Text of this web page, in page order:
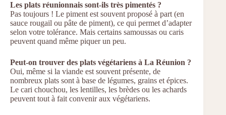
Les plats réunionnais sont-ils très pimentés ?
Pas toujours ! Le piment est souvent proposé à part (en
sauce rougail ou pâte de piment), ce qui permet d’adapter
selon votre tolérance. Mais certains samoussas ou caris
peuvent quand même piquer un peu.
Peut-on trouver des plats végétariens à La Réunion ?
Oui, même si la viande est souvent présente, de
nombreux plats sont à base de légumes, grains et épices.
Le cari chouchou, les lentilles, les brèdes ou les achards
peuvent tout à fait convenir aux végétariens.